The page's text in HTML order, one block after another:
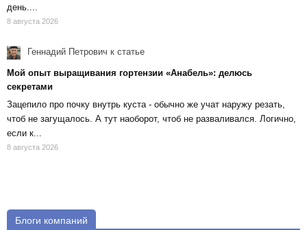
день....
8 августа 2026
Геннадий Петрович к статье
Мой опыт выращивания гортензии «Анабель»: делюсь
секретами
Зацепило про почку внутрь куста - обычно же учат наружу резать,
чтоб не загущалось. А тут наоборот, чтоб не разваливался. Логично,
если к...
8 августа 2026
Блоги компаний